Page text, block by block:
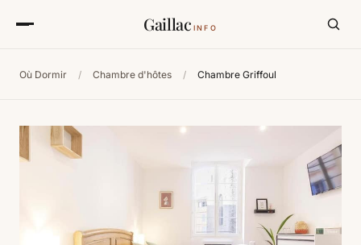
Gaillac INFO
Où Dormir / Chambre d'hôtes / Chambre Griffoul